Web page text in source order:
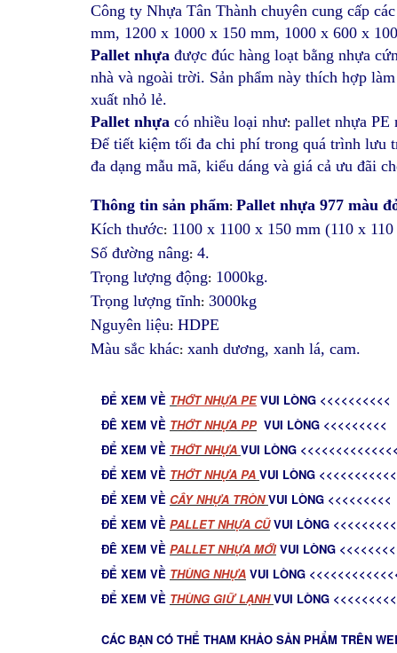
Công ty Nhựa Tân Thành chuyên cung cấp
mm, 1200 x 1000 x 150 mm, 1000 x 600 x
Pallet nhựa được đúc hàng loạt bằng nhựa
nhà và ngoài trời. Sản phẩm này thích hợp
xuất nhỏ lẻ.
Pallet nhựa có nhiều loại như: pallet nhựa PE
Để tiết kiệm tối đa chi phí trong quá trình lưu
đa dạng mẫu mã, kiểu dáng và giá cả ưu đãi
Thông tin sản phẩm: Pallet nhựa 977 màu
Kích thước: 1100 x 1100 x 150 mm (110 x
Số đường nâng: 4.
Trọng lượng động: 1000kg.
Trọng lượng tĩnh: 3000kg
Nguyên liệu: HDPE
Màu sắc khác: xanh dương, xanh lá, cam.
ĐỂ XEM VỀ THỚT NHỰA PEVUI LÒNG <<<<<<<<<<
ĐÊ XEM VỀ THỚT NHỰA PPVUI LÒNG <<<<<<<<<
ĐỂ XEM VỀ THỚT NHỰA VUI LÒNG <<<<<<<<<<<<<<
ĐỂ XEM VỀ THỚT NHỰA PA VUI LÒNG
ĐỂ XEM VỀ CÂY NHỰA TRÒN VUI LÒNG <<<<<<<<<
ĐỂ XEM VỀ PALLET NHỰA CŨ VUI LÒNG
ĐÊ XEM VỀ PALLET NHỰA MỚI VUI LÒNG
ĐỂ XEM VỀ THÙNG NHỰA VUI LÒNG
ĐỂ XEM VỀ THÙNG GIỮ LẠNH VUI LÒNG <<<<<<<<<
CÁC BẠN CÓ THỂ THAM KHẢO SẢN PHẨM TRÊN